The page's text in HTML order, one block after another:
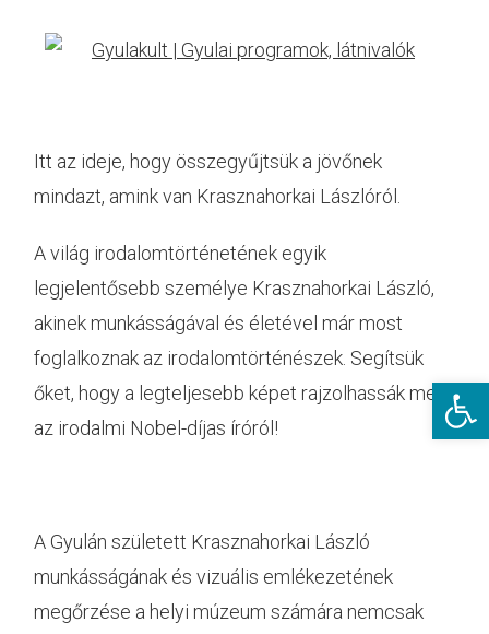
Itt az ideje, hogy összegyűjtsük a jövőnek
mindazt, amink van Krasznahorkai Lászlóról.
A világ irodalomtörténetének egyik
legjelentősebb személye Krasznahorkai László,
akinek munkásságával és életével már most
foglalkoznak az irodalomtörténészek. Segítsük
őket, hogy a legteljesebb képet rajzolhassák meg
az irodalmi Nobel-díjas íróról!
A Gyulán született Krasznahorkai László
munkásságának és vizuális emlékezetének
megőrzése a helyi múzeum számára nemcsak